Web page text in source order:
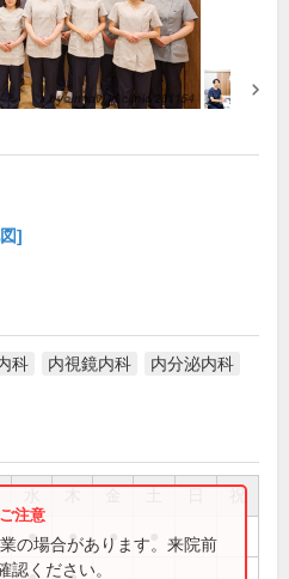
]
科 内視鏡内科
内分泌内科
祝
● ● ●
の場合があります。来院前
認ください。